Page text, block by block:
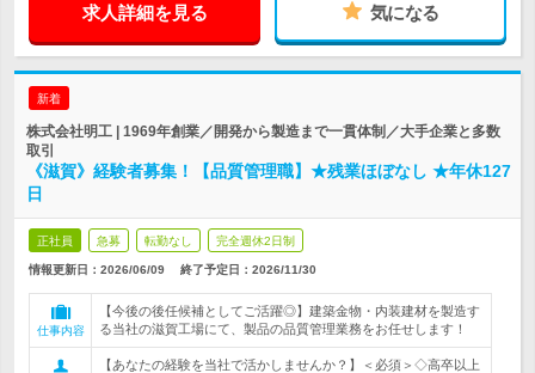
求人詳細を見る 気になる
新着
株式会社明工 | 1969年創業／開発から製造まで一貫体制／大手企業と多数
取引
《滋賀》経験者募集！【品質管理職】★残業ほぼなし ★年休127
日
正社員 急募 転勤なし 完全週休2日制
情報更新日：2026/06/09 終了予定日： 2026/11/30
仕事内容
【今後の後任候補としてご活躍◎】建築金物・内装建材を製造す
る当社の滋賀工場にて、製品の品質管理業務をお任せします！
【あなたの経験を当社で活かしませんか？】＜必須＞◇高卒以上